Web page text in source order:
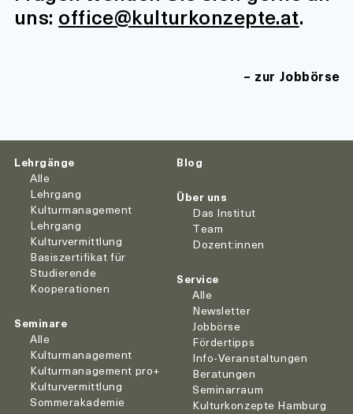
uns: office@kulturkonzepte.at.
zur Jobbörse
Lehrgänge
Alle
Lehrgang
Kulturmanagement
Lehrgang
Kulturvermittlung
Basiszertifikat für
Studierende
Kooperationen
Seminare
Alle
Kulturmanagement
Kulturmanagement pro+
Kulturvermittlung
Sommerakademie
Blog
Über uns
Das Institut
Team
Dozent:innen
Service
Alle
Newsletter
Jobbörse
Fördertipps
Info-Veranstaltungen
Beratungen
Seminarraum
Kulturkonzepte Hamburg